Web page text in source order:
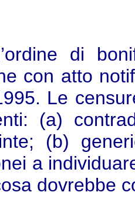
di
con atto
Le
(a)
(b)
a
dovrebbe